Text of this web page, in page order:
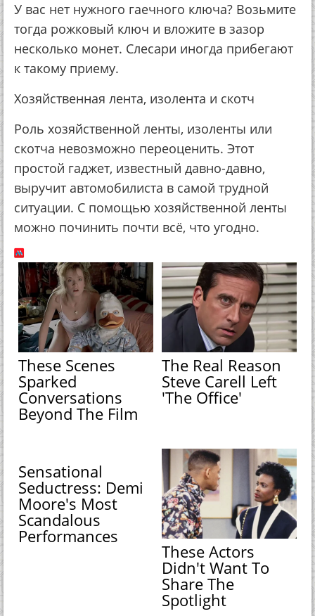
У вас нет нужного гаечного ключа? Возьмите
тогда рожковый ключ и вложите в зазор
несколько монет. Слесари иногда прибегают
к такому приему.
Хозяйственная лента, изолента и скотч
Роль хозяйственной ленты, изоленты или
скотча невозможно переоценить. Этот
простой гаджет, известный давно-давно,
выручит автомобилиста в самой трудной
ситуации. С помощью хозяйственной ленты
можно починить почти всё, что угодно.
These Scenes
Sparked
Conversations
Beyond The Film
The Real Reason
Steve Carell Left
'The Office'
Sensational
Seductress: Demi
Moore's Most
Scandalous
Performances
These Actors
Didn't Want To
Share The
Spotlight